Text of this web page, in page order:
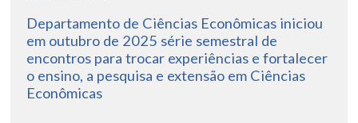
Departamento de Ciências Econômicas iniciou
em outubro de 2025 série semestral de
encontros para trocar experiências e fortalecer
o ensino, a pesquisa e extensão em Ciências
Econômicas